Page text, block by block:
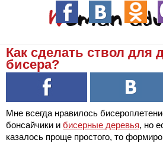
Как сделать ствол для
бисера?
Мне всегда нравилось
бонсайчики и бисерные деревья, но
казалось проще простого, то